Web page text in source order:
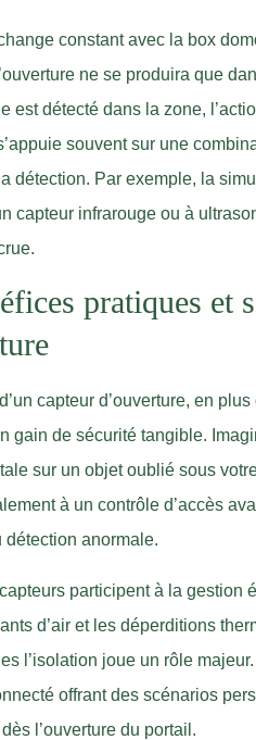
constant avec la box
ne se produira que
est détecté dans la zone,
souvent sur une
détection. Par exemple, la
capteur infrarouge ou à
pratiques et
capteur d’ouverture, en
gain de sécurité tangible.
sur un objet oublié sous
à un contrôle d’accès
détection anormale.
participent à la gestion
d’air et les déperditions
l’isolation joue un rôle
offrant des scénarios
l’ouverture du portail.